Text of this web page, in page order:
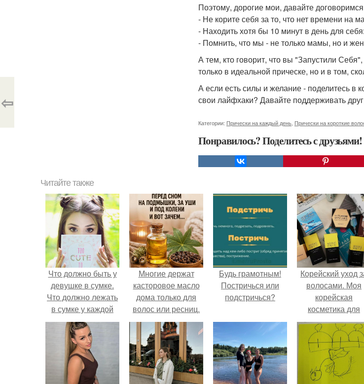
Поэтому, дорогие мои, давайте
- Не корите себя за то, что нет времени на
- Находить хотя бы 10 минут в день для
- Помнить, что мы - не только мамы, но и
А тем, кто говорит, что вы "Запустили
только в идеальной прическе, но и в том,
А если есть силы и желание - поделитесь в
свои лайфхаки? Давайте поддерживать
Категории: Прически на каждый день Прически на короткие
Понравилось? Поделитесь с друзьями!
⇦
Читайте также
Что должно быть у
девушке в сумке.
Что должно лежать
в сумке у каждой
девушки?
Многие держат
касторовое масло
дома только для
волос или ресниц.
Будь грамотным!
Постричься или
подстричься?
Корейский уход
волосами. Моя
корейская
косметика для
восстановления
волос